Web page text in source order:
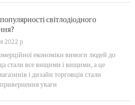
Туреччини та...
світлодіодного
2022 р
економіки вимоги людей до
стали все вищими і вищими, а це
і дизайн торговців стали
уваги